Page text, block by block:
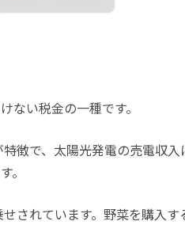
ない税金の一種です。
徴で、太陽光発電の売電収
。
されています。野菜を購入